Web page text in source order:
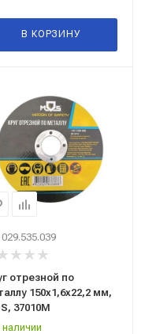
В КОРЗИНУ
029.535.039
отрезной по
150x1,6x22,2 мм,
37010М
наличии